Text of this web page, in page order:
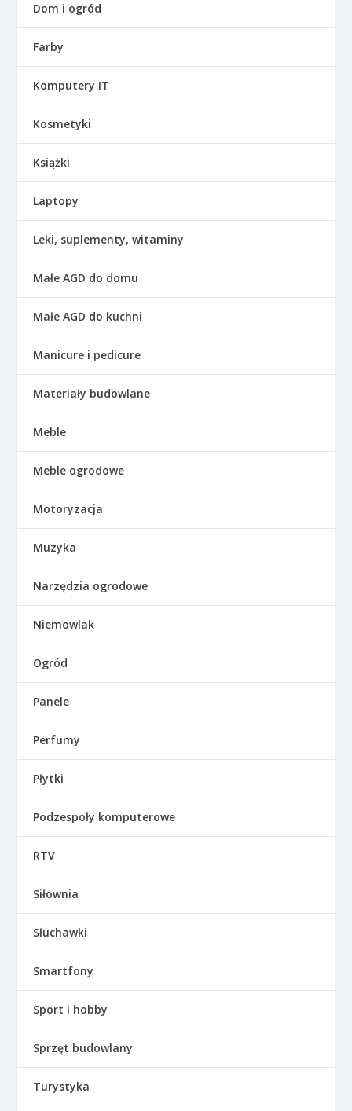
Dom i ogród
Farby
Komputery IT
Kosmetyki
Książki
Laptopy
Leki, suplementy, witaminy
Małe AGD do domu
Małe AGD do kuchni
Manicure i pedicure
Materiały budowlane
Meble
Meble ogrodowe
Motoryzacja
Muzyka
Narzędzia ogrodowe
Niemowlak
Ogród
Panele
Perfumy
Płytki
Podzespoły komputerowe
RTV
Siłownia
Słuchawki
Smartfony
Sport i hobby
Sprzęt budowlany
Turystyka